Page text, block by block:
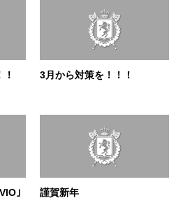
3月から対策を！！！
｣ 謹賀新年